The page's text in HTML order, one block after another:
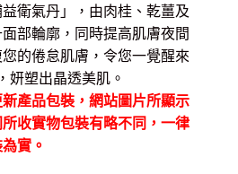
$ 9.00
through
$ 240.00
衛氣丹」，由肉桂、乾薑及
部輪廓，同時提高肌膚夜間
的倦怠肌膚，令您一覺醒來
妍塑出晶透美肌。
產品包裝，網站圖片所顯示
收實物包裝有略不同，一律
實。